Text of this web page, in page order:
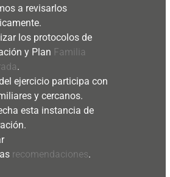
a revisarlos
los protocolos de
y Plan Familia
.
ejercicio participa con
y cercanos.
esta instancia de
recomendaciones.